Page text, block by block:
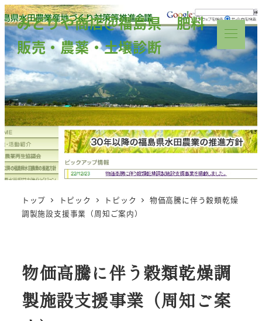
みどりや商店＠福島県 肥料
販売・農薬・土壌診断
トップ トピック トピック
物価高騰に伴う穀類乾燥
調製施設支援事業（周知ご案内）
物価高騰に伴う穀類乾燥調
製施設支援事業（周知ご案